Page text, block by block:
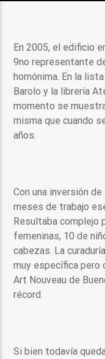
En 2005, el edificio
9no representante
homónima. En la
Barolo y la librería
momento se
misma que cuando
años.
Con una inversión
meses de trabajo
Resultaba complejo
femeninas, 10 de
cabezas. La
muy específica pero
Art Nouveau de
récord.
Si bien todavía